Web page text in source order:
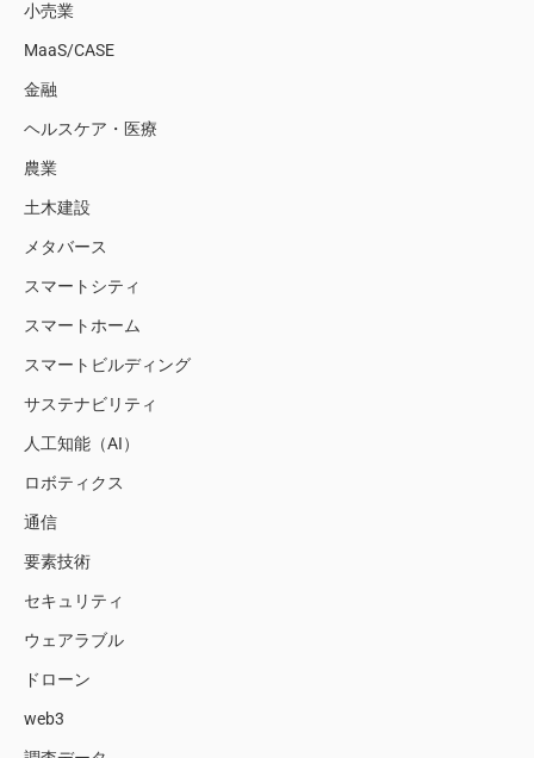
小売業
MaaS/CASE
金融
ヘルスケア・医療
農業
土木建設
メタバース
スマートシティ
スマートホーム
スマートビルディング
サステナビリティ
人工知能（AI）
ロボティクス
通信
要素技術
セキュリティ
ウェアラブル
ドローン
web3